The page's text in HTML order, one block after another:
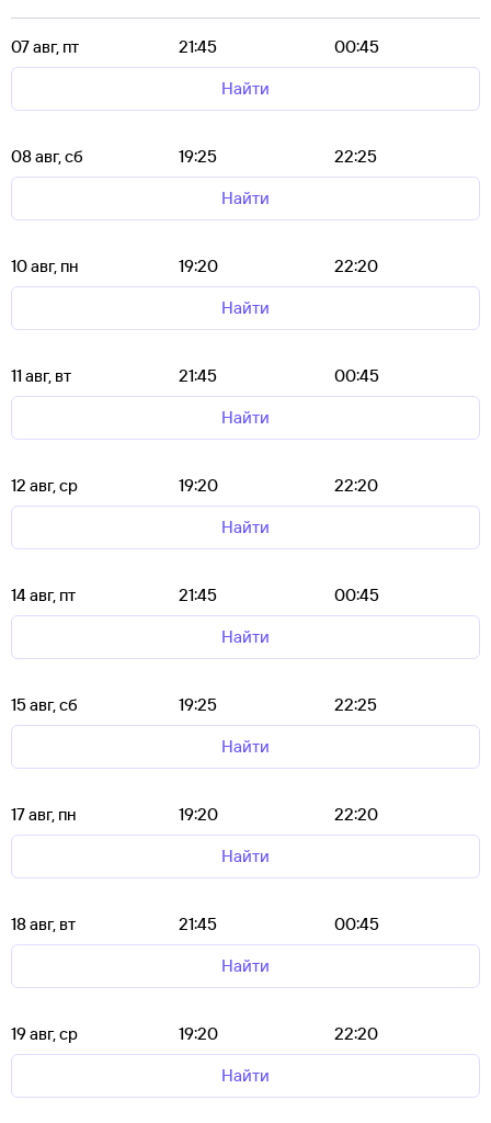
07 авг, пт 21:45
00:45
Найти
08 авг, сб 19:25
22:25
Найти
10 авг, пн 19:20
22:20
Найти
11 авг, вт 21:45
00:45
Найти
12 авг, ср 19:20
22:20
Найти
14 авг, пт 21:45
00:45
Найти
15 авг, сб 19:25
22:25
Найти
17 авг, пн 19:20
22:20
Найти
18 авг, вт 21:45
00:45
Найти
19 авг, ср 19:20
22:20
Найти